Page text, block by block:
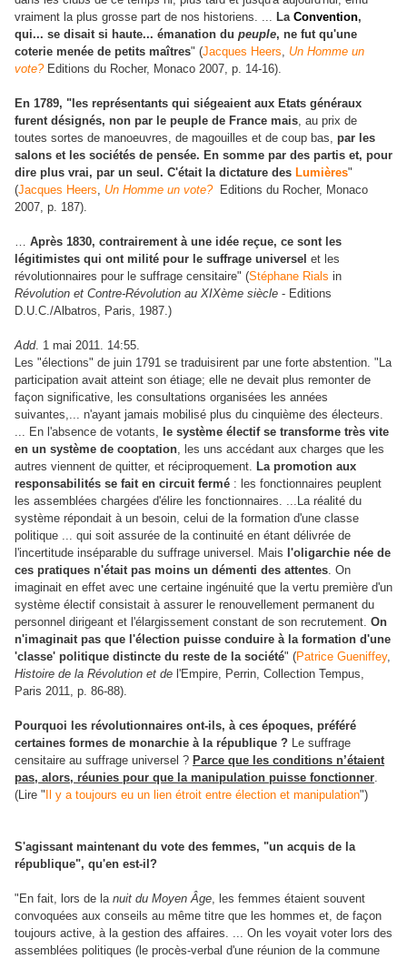
vraiment la plus grosse part de nos historiens. ... La Convention,
qui... se disait si haute... émanation du peuple, ne fut qu'une
coterie menée de petits maîtres" (Jacques Heers, Un Homme un
vote?Editions du Rocher, Monaco 2007, p. 14-16).
En 1789, "les représentants qui siégeaient aux Etats généraux
furent désignés, non par le peuple de France mais, au prix de
toutes sortes de manoeuvres, de magouilles et de coup bas, par les
salons et les sociétés de pensée. En somme par des partis et, pour
dire plus vrai, par un seul. C'était la dictature des Lumières"
(Jacques Heers, Un Homme un vote?Editions du Rocher, Monaco
2007, p. 187).
… Après 1830, contrairement à une idée reçue, ce sont les
légitimistes qui ont milité pour le suffrage universel et les
révolutionnaires pour le suffrage censitaire" (Stéphane Rials in
Révolution et Contre-Révolution au XIXème siècle - Editions
D.U.C./Albatros, Paris, 1987.)
Add. 1 mai 2011. 14:55.
Les "élections" de juin 1791 se traduisirent par une forte abstention. "La
participation avait atteint son étiage; elle ne devait plus remonter de
façon significative, les consultations organisées les années
suivantes,... n'ayant jamais mobilisé plus du cinquième des électeurs.
... En l'absence de votants, le système électif se transforme très vite
en un système de cooptation, les uns accédant aux charges que les
autres viennent de quitter, et réciproquement. La promotion aux
responsabilités se fait en circuit fermé : les fonctionnaires peuplent
les assemblées chargées d'élire l es fonctionnaires. ...La réalité du
système répondait à un besoin, celui de la formation d'une classe
politique ... qui soit assurée de la continuité en étant délivrée de
l'incertitude inséparable du suffrage universel. Mais l'oligarchie née de
ces pratiques n'était pas moins un démenti des attentes. On
imaginait en effet avec une certaine ingénuité que la vertu première d'un
système électif consistait à assurer le renouvellement permanent du
personnel dirigeant et l'élargissement constant de son recrutement. On
n'imaginait pas que l'élection puisse conduire à la formation d'une
'classe' politique distincte du reste de la société" (Patrice Gueniffey,
Histoire de la Révolution et de l'Empire, Perrin, Collection Tempus,
Paris 2011, p. 86-88).
Pourquoi les révolutionnaires ont-ils, à ces époques, préféré
certaines formes de monarchie à la république ? Le suffrage
censitaire au suffrage universel ? Parce que les conditions n’étaient
pas, alors, réunies pour que la manipulation puisse fonctionner.
(Lire " Il y a toujours eu un lien étroit entre élection et manipulation")
S'agissant maintenant du vote des femmes, "un acquis de la
république", qu'en est-il?
"En fait, lors de la nuit du Moyen Âge, les femmes étaient souvent
convoquées aux conseils au même titre que les hommes et, de façon
toujours active, à la gestion des affaires. ... On les voyait voter lors des
assemblées politiques (le procès-verbal d'une réunion de la commune